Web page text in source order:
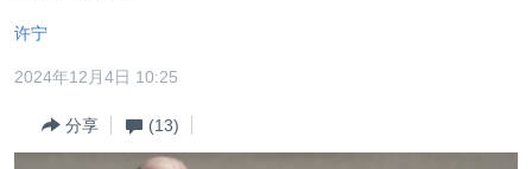
内
容
到
最新国际新闻
分类新闻
许宁
2024年12月4日 10:25
分享 (13)